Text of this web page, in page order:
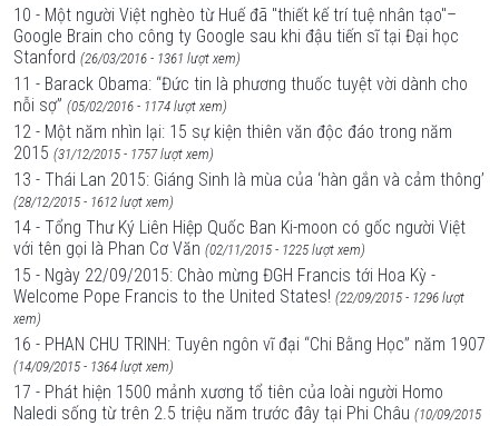
10 - Một người Việt nghèo từ Huế đã "thiết kế trí tuệ nhân tạo"–
Google Brain cho công ty Google sau khi đậu tiến sĩ tại Đại học
Stanford (26/03/2016 - 1361 lượt xem)
11 - Barack Obama: “Đức tin là phương thuốc tuyệt vời dành cho
nỗi sợ” (05/02/2016 - 1174 lượt xem)
12 - Một năm nhìn lại: 15 sự kiện thiên văn độc đáo trong năm
2015 (31/12/2015 - 1757 lượt xem)
13 - Thái Lan 2015: Giáng Sinh là mùa của ‘hàn gắn và cảm thông’
(28/12/2015 - 1612 lượt xem)
14 - Tổng Thư Ký Liên Hiệp Quốc Ban Ki-moon có gốc người Việt
với tên gọi là Phan Cơ Văn (02/11/2015 - 1225 lượt xem)
15 - Ngày 22/09/2015: Chào mừng ĐGH Francis tới Hoa Kỳ -
Welcome Pope Francis to the United States! (22/09/2015 - 1296 lượt
xem)
16 - PHAN CHU TRINH: Tuyên ngôn vĩ đại “Chi Bằng Học” năm 1907
(14/09/2015 - 1364 lượt xem)
17 - Phát hiện 1500 mảnh xương tổ tiên của loài người Homo
Naledi sống từ trên 2.5 triệu năm trước đây tại Phi Châu (10/09/2015